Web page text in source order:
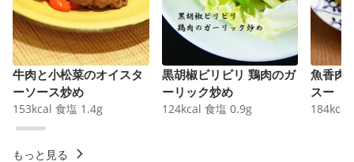
牛肉と小松菜のオイスタ
ーソース炒め
153kcal 食塩 1.4g
黒胡椒ビリビリ 鶏肉のガ
ーリック炒め
124kcal 食塩 0.9g
魚香肉
スー
184kcal
もっと見る